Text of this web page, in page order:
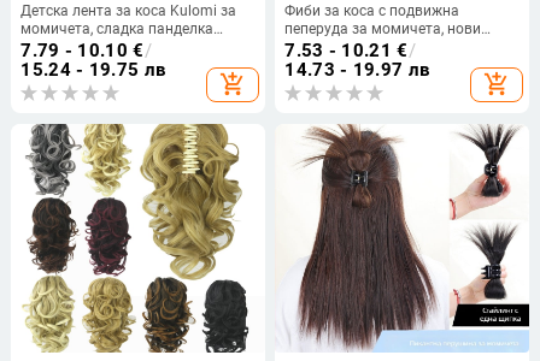
Детска лента за коса Kulomi за
момичета, сладка панделка
Sanrio с анимационна панделка
за момичета, счупена лента за
коса, шапка
7.79 - 10.10 €/
15.24 - 19.75 лв
add_shopping_cart
Фиби за коса с подвижна
пеперуда за момичета, нови
аксесоари за коса с щипка 2025,
малки фиби за коса с панделка
за момичета, шапки
7.53 - 10.21 €/
14.73 - 19.97 лв
add_shopping_cart